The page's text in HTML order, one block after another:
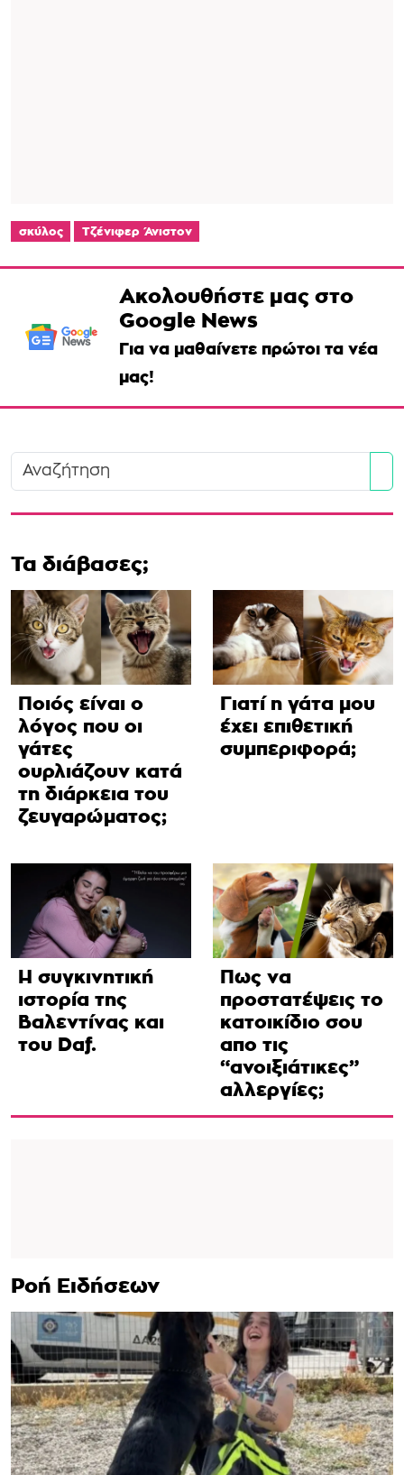
σκύλος Τζένιφερ Άνιστον
Ακολουθήστε μας στο
Google News
Για να μαθαίνετε πρώτοι τα νέα
μας!
Τα διάβασες;
Ποιός είναι ο
λόγος που οι
γάτες
ουρλιάζουν κατά
τη διάρκεια του
ζευγαρώματος;
Γιατί η γάτα μου
έχει επιθετική
συμπεριφορά;
Η συγκινητική
ιστορία της
Βαλεντίνας και
του Daf.
Πως να
προστατέψεις το
κατοικίδιο σου
απο τις
“ανοιξιάτικες”
αλλεργίες;
Ροή Ειδήσεων